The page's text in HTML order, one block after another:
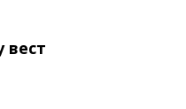
вест